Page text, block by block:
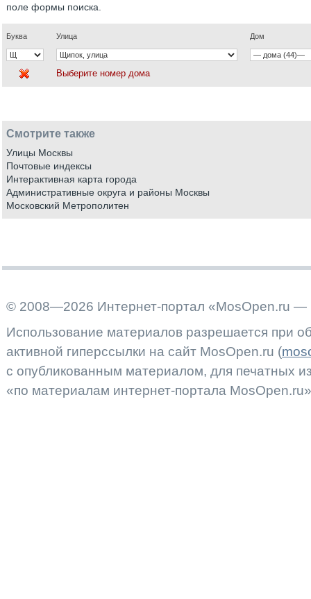
поле формы поиска.
Буква Улица Дом
Выберите номер дома
Смотрите также
Улицы Москвы
Почтовые индексы
Интерактивная карта города
Административные округа и районы Москвы
Московский Метрополитен
© 2008—2026 Интернет-портал «MosOpen.ru —
Использование материалов разрешается при
активной гиперссылки на сайт MosOpen.ru (
с опубликованным материалом, для печатных
«по материалам интернет-портала